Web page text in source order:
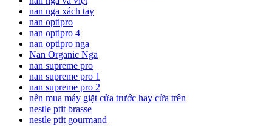
nan nga xách tay
nan optipro
nan optipro 4
nan optipro nga
Nan Organic Nga
nan supreme pro
nan supreme pro 1
nan supreme pro 2
nên mua máy giặt cửa trước hay cửa trên
nestle ptit brasse
nestle ptit gourmand